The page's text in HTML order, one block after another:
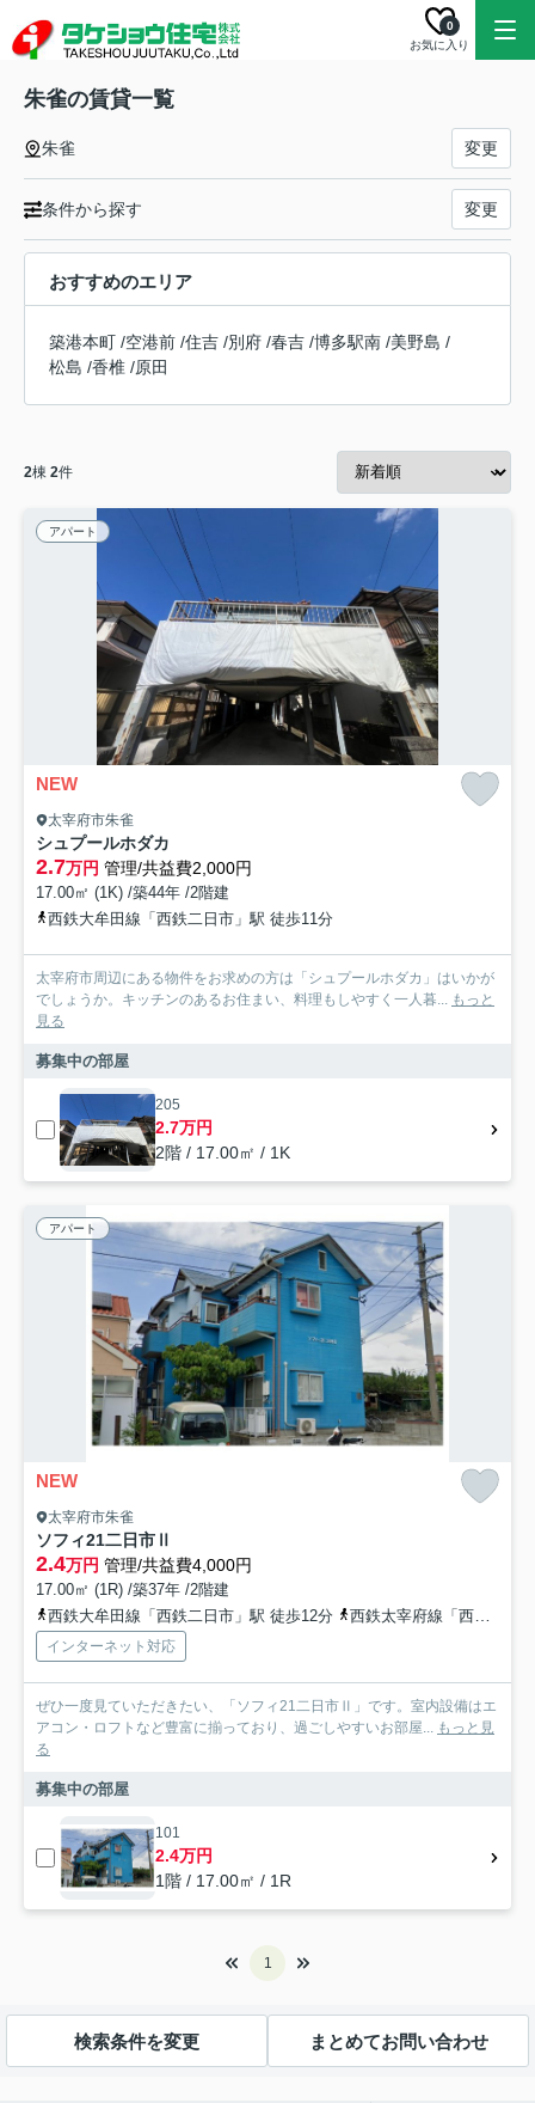
お気に入り
0
朱雀の賃貸一覧
朱雀 変更
条件から探す 変更
おすすめのエリア
築港本町 /空港前 /住吉 /別府 /春吉 /博多駅南 /美野島 /
松島 /香椎 /原田
2棟 2件
アパート
NEW
太宰府市朱雀
シュプールホダカ
2.7万円 管理/共益費2,000円
17.00㎡ (1K) /築44年 /2階建
西鉄大牟田線「西鉄二日市」駅 徒歩11分
太宰府市周辺にある物件をお求めの方は「シュプールホダカ」はいかが
でしょうか。キッチンのあるお住まい、料理もしやすく一人暮... もっと
見る
募集中の部屋
205
2.7万円
2階 / 17.00㎡ / 1K
アパート
NEW
太宰府市朱雀
ソフィ21二日市Ⅱ
2.4万円 管理/共益費4,000円
17.00㎡ (1R) /築37年 /2階建
西鉄大牟田線「西鉄二日市」駅 徒歩12分
西鉄太宰府線「西鉄五条」駅 徒歩15分
インターネット対応
ぜひ一度見ていただきたい、「ソフィ21二日市Ⅱ」です。室内設備はエ
アコン・ロフトなど豊富に揃っており、過ごしやすいお部屋... もっと見
る
募集中の部屋
101
2.4万円
1階 / 17.00㎡ / 1R
1
検索条件を変更 まとめてお問い合わせ